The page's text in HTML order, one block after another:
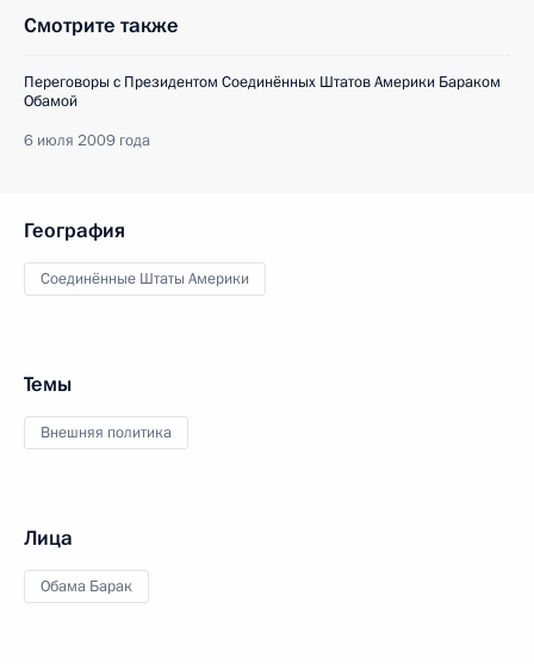
Смотрите также
Переговоры с Президентом Соединённых Штатов Америки Бараком
Обамой
6 июля 2009 года
География
Соединённые Штаты Америки
Темы
Внешняя политика
Лица
Обама Барак